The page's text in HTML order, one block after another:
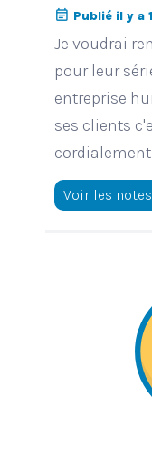
event_note Publié il y a
Je voudrai
pour leur
entreprise
ses clients
cordialement
Voir les